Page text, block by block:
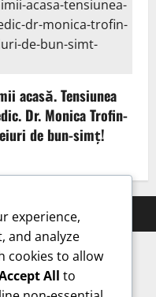
acasă. Tensiunea
Dr. Monica Trofin-
de bun-simț!
reserved.
experience,
and analyze
cookies to allow
All to